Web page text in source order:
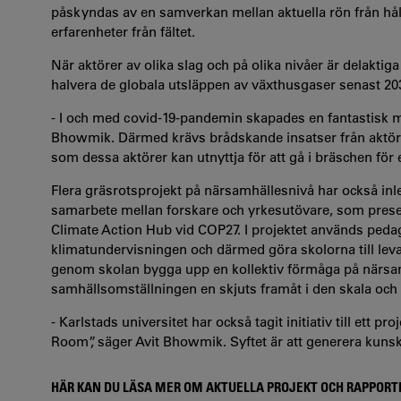
påskyndas av en samverkan mellan aktuella rön från
erfarenheter från fältet.
När aktörer av olika slag och på olika nivåer är
halvera de globala utsläppen av växthusgaser senast
- I och med covid-19-pandemin skapades en fantastisk
Bhowmik. Därmed krävs brådskande insatser från
som dessa aktörer kan utnyttja för att gå i bräschen
Flera gräsrotsprojekt på närsamhällesnivå har också
samarbete mellan forskare och yrkesutövare, som
Climate Action Hub vid COP27. I projektet används
klimatundervisningen och därmed göra skolorna till
genom skolan bygga upp en kollektiv förmåga på
samhällsomställningen en skjuts framåt i den skala och
- Karlstads universitet har också tagit initiativ till ett
Room”, säger Avit Bhowmik. Syftet är att generera
HÄR KAN DU LÄSA MER OM AKTUELLA PROJEKT OCH